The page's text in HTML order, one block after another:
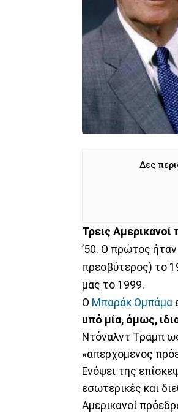
Δες
Τρεις Αμερικανοί
’50. Ο πρώτος
πρεσβύτερος) το
μας το 1999.
Ο Μπαράκ Ομπάμα
υπό μία, όμως,
Ντόναλντ Τραμπ
«απερχόμενος
Ενόψει της
εσωτερικές και
Αμερικανοί